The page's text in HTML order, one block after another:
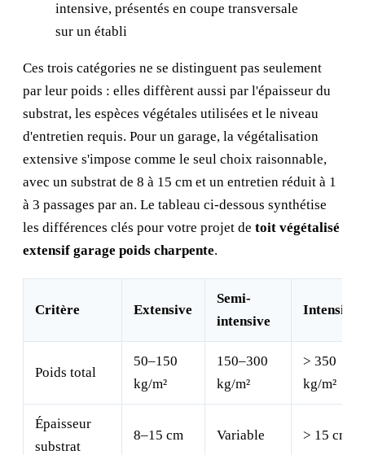
intensive, présentés en coupe transversale
sur un établi
Ces trois catégories ne se distinguent pas seulement
par leur poids : elles diffèrent aussi par l'épaisseur du
substrat, les espèces végétales utilisées et le niveau
d'entretien requis. Pour un garage, la végétalisation
extensive s'impose comme le seul choix raisonnable,
avec un substrat de 8 à 15 cm et un entretien réduit à 1
à 3 passages par an. Le tableau ci-dessous synthétise
les différences clés pour votre projet de toit végétalisé
extensif garage poids charpente.
Critère Extensive
Semi-
intensive
Intensive
Poids total
50–150
kg/m²
150–300
kg/m²
> 350
kg/m²
Épaisseur
substrat
8–15 cm Variable > 15 cm